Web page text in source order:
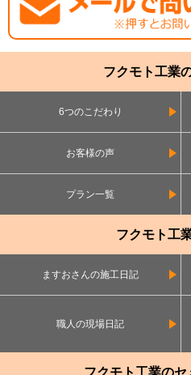
フクモト工業
6つのこだわり
お客様の声
プラン一覧
フクモト工
ますおさんの施工日記
職人の現場日記